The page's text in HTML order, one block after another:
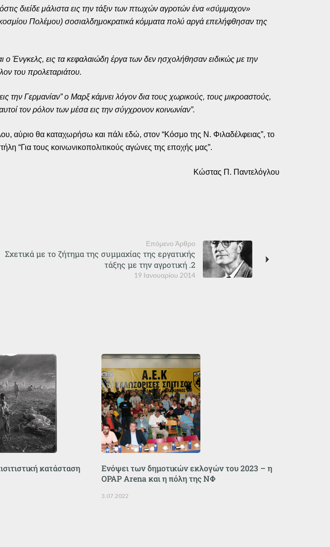
διείδε μάλιστα εις την τάξιν των πτωχών αγροτών ένα «σύμμαχον»
Πολέμου) σοσιαλδημοκρατικά κόμματα πολύ αργά επελήφθησαν της
ο Ένγκελς, εις τα κεφαλαιώδη έργα των δεν ησχολήθησαν ειδικώς με την
του προλεταριάτου.
την Γερμανίαν” ο Μαρξ κάμνει λόγον δια τους χωρικούς, τους μικροαστούς,
τον ρόλον των μέσα εις την σύγχρονον κοινωνίαν”.
αύριο θα καταχωρήσω και πάλι εδώ, στον “Κόσμο της Ν. Φιλαδέλφειας”, το
“Για τους κοινωνικοπολιτικούς αγώνες της εποχής μας”.
Κώστας Π. Παντελόγλου
Επόμενο Άρθρο
19 Ιανουαρίου 2014
Σχετικά με το ζήτημα της συμμαχίας της εργατικής
τάξης με την αγροτική .2
κατάσταση
Ενόψει των δημοτικών εκλογών του 2023 – η
OPAP Arena και η πόλη της ΝΦ
3.07.2022